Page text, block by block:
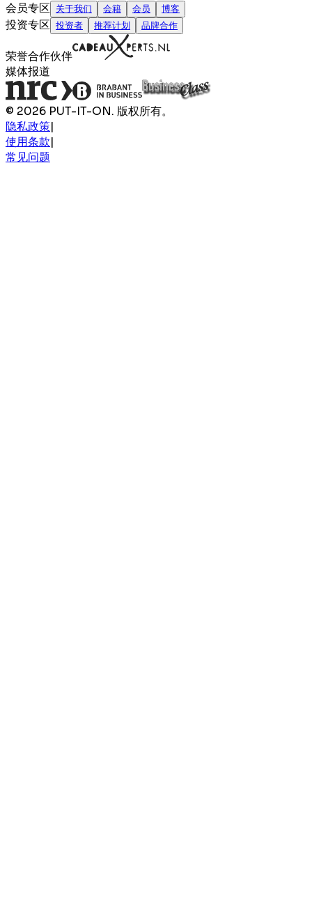
会员专区 关于我们 会籍 会员 博客
投资专区 投资者 推荐计划 品牌合作
荣誉合作伙伴
媒体报道
© 2026 PUT-IT-ON. 版权所有。
隐私政策|
使用条款|
常见问题